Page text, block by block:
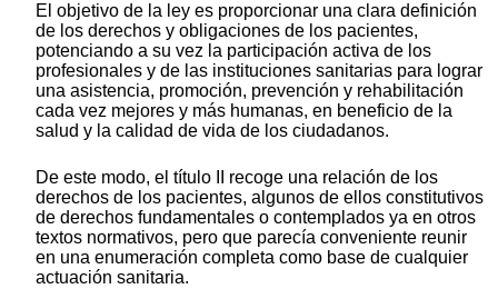
El objetivo de la ley es proporcionar una clara definición
de los derechos y obligaciones de los pacientes,
potenciando a su vez la participación activa de los
profesionales y de las instituciones sanitarias para lograr
una asistencia, promoción, prevención y rehabilitación
cada vez mejores y más humanas, en beneficio de la
salud y la calidad de vida de los ciudadanos.
De este modo, el título II recoge una relación de los
derechos de los pacientes, algunos de ellos constitutivos
de derechos fundamentales o contemplados ya en otros
textos normativos, pero que parecía conveniente reunir
en una enumeración completa como base de cualquier
actuación sanitaria.